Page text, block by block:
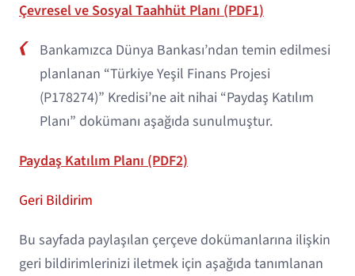
Çevresel ve Sosyal Taahhüt Planı (PDF1)
Bankamızca Dünya Bankası’ndan temin edilmesi
planlanan “Türkiye Yeşil Finans Projesi
(P178274)” Kredisi’ne ait nihai “Paydaş Katılım
Planı” dokümanı aşağıda sunulmuştur.
Paydaş Katılım Planı (PDF2)
Geri Bildirim
Bu sayfada paylaşılan çerçeve dokümanlarına ilişkin
geri bildirimlerinizi iletmek için aşağıda tanımlanan